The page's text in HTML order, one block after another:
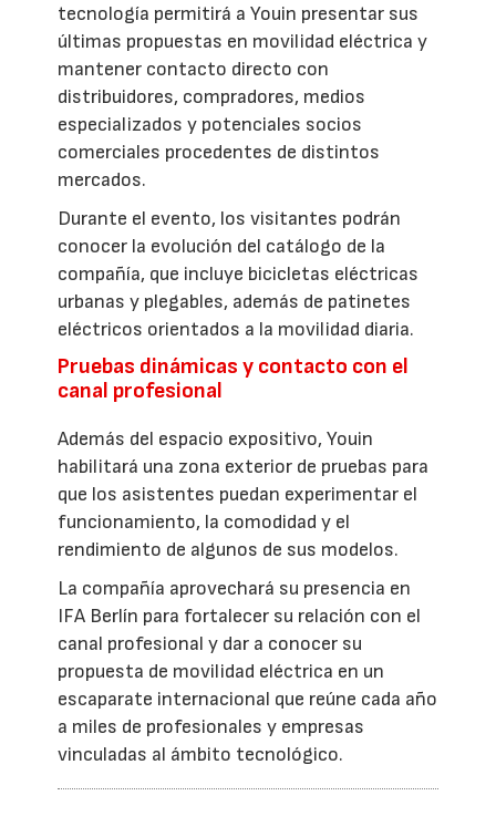
tecnología permitirá a Youin presentar sus
últimas propuestas en movilidad eléctrica y
mantener contacto directo con
distribuidores, compradores, medios
especializados y potenciales socios
comerciales procedentes de distintos
mercados.
Durante el evento, los visitantes podrán
conocer la evolución del catálogo de la
compañía, que incluye bicicletas eléctricas
urbanas y plegables, además de patinetes
eléctricos orientados a la movilidad diaria.
Pruebas dinámicas y contacto con el
canal profesional
Además del espacio expositivo, Youin
habilitará una zona exterior de pruebas para
que los asistentes puedan experimentar el
funcionamiento, la comodidad y el
rendimiento de algunos de sus modelos.
La compañía aprovechará su presencia en
IFA Berlín para fortalecer su relación con el
canal profesional y dar a conocer su
propuesta de movilidad eléctrica en un
escaparate internacional que reúne cada año
a miles de profesionales y empresas
vinculadas al ámbito tecnológico.